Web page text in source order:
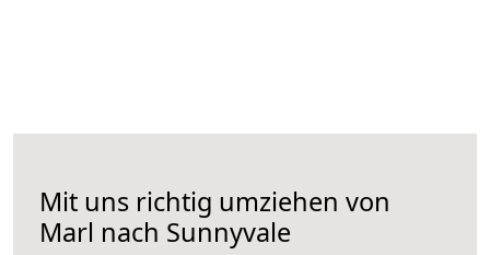
Mit uns richtig umziehen von
Marl nach Sunnyvale